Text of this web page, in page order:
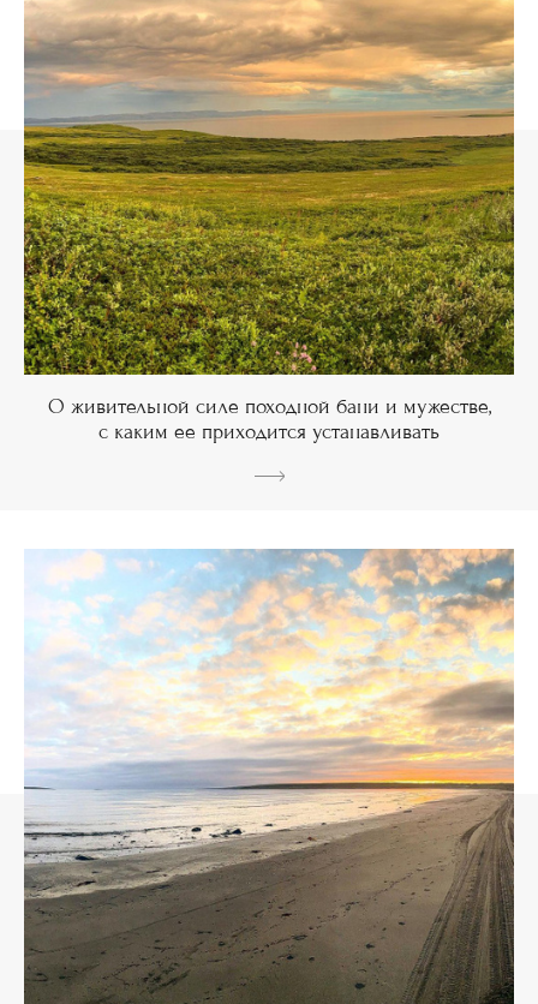
О живительной силе походной бани и мужестве,
с каким ее приходится устанавливать